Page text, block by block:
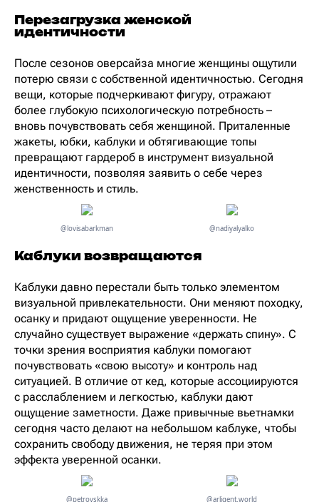
Перезагрузка женской
идентичности
После сезонов оверсайза многие женщины ощутили
потерю связи с собственной идентичностью. Сегодня
вещи, которые подчеркивают фигуру, отражают
более глубокую психологическую потребность –
вновь почувствовать себя женщиной. Приталенные
жакеты, юбки, каблуки и обтягивающие топы
превращают гардероб в инструмент визуальной
идентичности, позволяя заявить о себе через
женственность и стиль.
@lovisabarkman @nadiyalyalko
Каблуки возвращаются
Каблуки давно перестали быть только элементом
визуальной привлекательности. Они меняют походку,
осанку и придают ощущение уверенности. Не
случайно существует выражение «держать спину». С
точки зрения восприятия каблуки помогают
почувствовать «свою высоту» и контроль над
ситуацией. В отличие от кед, которые ассоциируются
с расслаблением и легкостью, каблуки дают
ощущение заметности. Даже привычные вьетнамки
сегодня часто делают на небольшом каблуке, чтобы
сохранить свободу движения, не теряя при этом
эффекта уверенной осанки.
@petrovskka @arligent.world